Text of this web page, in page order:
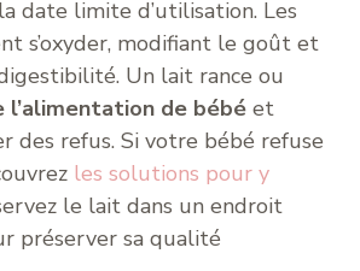
date limite d’utilisation. Les
s’oxyder, modifiant le goût et
Un lait rance ou
l’alimentation de bébé et
des refus. Si votre bébé refuse
les solutions pour y
le lait dans un endroit
préserver sa qualité